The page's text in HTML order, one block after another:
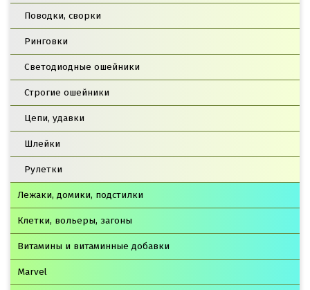
Поводки, сворки
Ринговки
Светодиодные ошейники
Строгие ошейники
Цепи, удавки
Шлейки
Рулетки
Лежаки, домики, подстилки
Клетки, вольеры, загоны
Витамины и витаминные добавки
Marvel